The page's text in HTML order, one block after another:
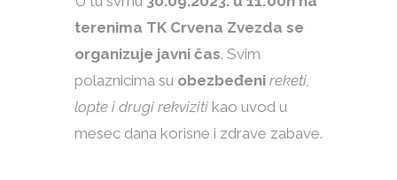
terenima TK Crvena Zvezda se
organizuje javni čas. Svim
polaznicima su obezbeđeni reketi,
lopte i drugi rekviziti kao uvod u
mesec dana korisne i zdrave zabave.